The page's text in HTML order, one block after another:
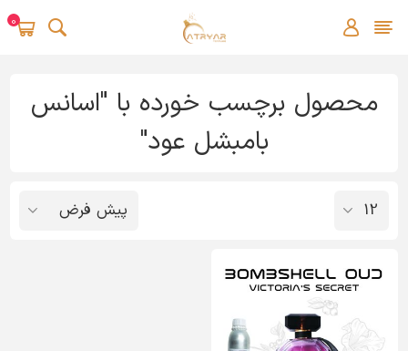
0
محصول برچسب خورده با "اسانس
بامبشل عود"